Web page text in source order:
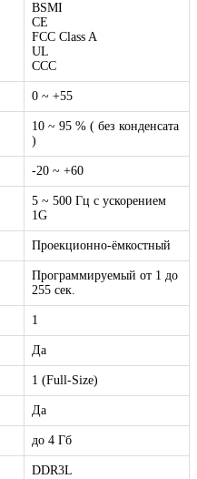
BSMI
CE
FCC Class A
UL
CСС
0 ~ +55
10 ~ 95 % ( без конденсата
)
-20 ~ +60
5 ~ 500 Гц с ускорением
1G
Проекционно-ёмкостный
Программируемый от 1 до
255 сек.
1
Да
1 (Full-Size)
Да
до 4 Гб
DDR3L